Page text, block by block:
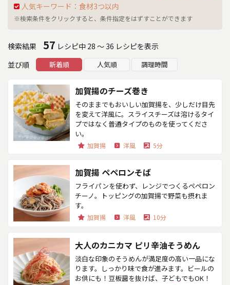
人気キーワード：食材3つ以内
※検索条件をクリックすると、条件指定をはずすことができます
検索結果 57 レシピ中 28 ～ 36 レシピを表示
並び順
新着順 人気順 調理時間
加賀揚のチーズ巻き
そのままでもおいしい加賀揚を、少しだけ目先
を変えて洋風に。スライスチーズは溶けるタイ
プではなく普通タイプのものを使ってくださ
い。
加賀揚 洋風 5分
加賀揚 ペペロンそば
フライパンを使わず、レンジでつくるペペロン
チーノ。トッピングの加賀揚で野菜も摂れま
す。
加賀揚 洋風 10分
大人のカニカマ ピリ辛油そうめん
淡白な印象のそうめんが満足度の高い一品にな
ります。しっかり味で食が進みます。ビールの
お供にも！豆板醤を抜けば、子どもでもOK！